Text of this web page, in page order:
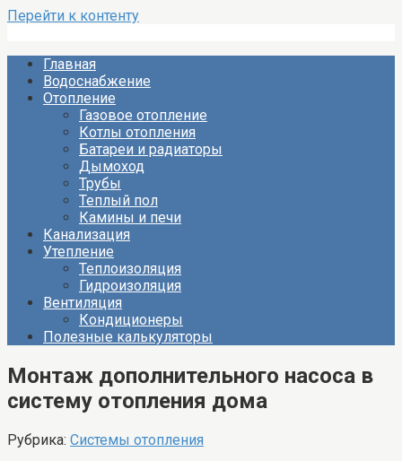
Перейти к контенту
Главная
Водоснабжение
Отопление
Газовое отопление
Котлы отопления
Батареи и радиаторы
Дымоход
Трубы
Теплый пол
Камины и печи
Канализация
Утепление
Теплоизоляция
Гидроизоляция
Вентиляция
Кондиционеры
Полезные калькуляторы
Монтаж дополнительного насоса в
систему отопления дома
Рубрика: Системы отопления